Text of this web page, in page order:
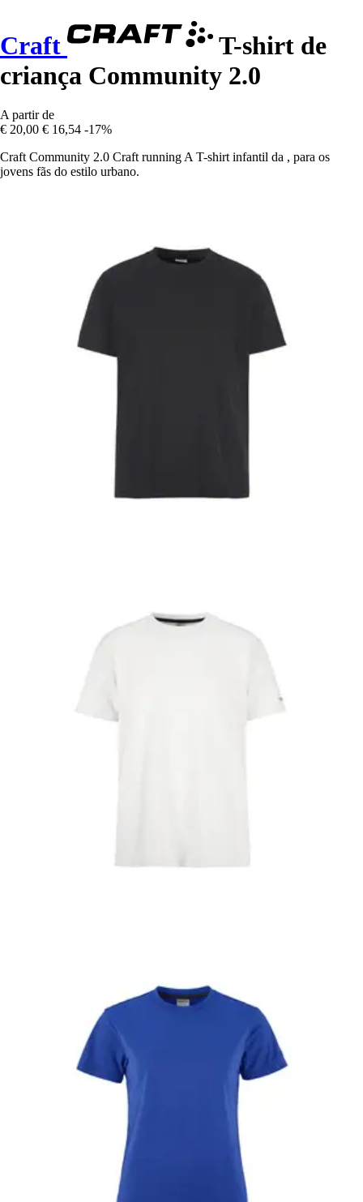
Craft
T-shirt de
criança Community 2.0
A partir de
€ 20,00 € 16,54 -17%
Craft Community 2.0 Craft running A T-shirt infantil da , para os
jovens fãs do estilo urbano.